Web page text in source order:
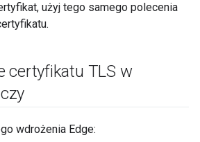
użyj tego samego polecenia
certyfikatu TLS w
wdrożenia Edge: